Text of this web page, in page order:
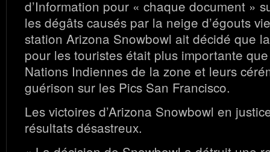
d’Information pour « chaque document »
les dégâts causés par la neige d’égouts
station Arizona Snowbowl ait décidé que
pour les touristes était plus importante
Nations Indiennes de la zone et leurs
guérison sur les Pics San Francisco.
Les victoires d’Arizona Snowbowl en
résultats désastreux.